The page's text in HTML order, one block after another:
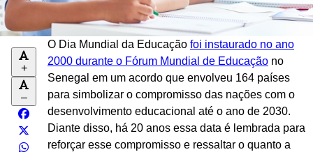
+
–
O Dia Mundial da Educação foi instaurado no ano
2000 durante o Fórum Mundial de Educação no
Senegal em um acordo que envolveu 164 países
para simbolizar o compromisso das nações com o
desenvolvimento educacional até o ano de 2030.
Diante disso, há 20 anos essa data é lembrada para
reforçar esse compromisso e ressaltar o quanto a